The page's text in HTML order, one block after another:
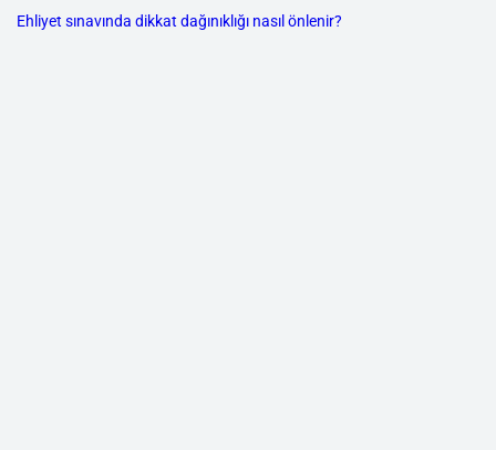
Ehliyet sınavında dikkat dağınıklığı nasıl önlenir?